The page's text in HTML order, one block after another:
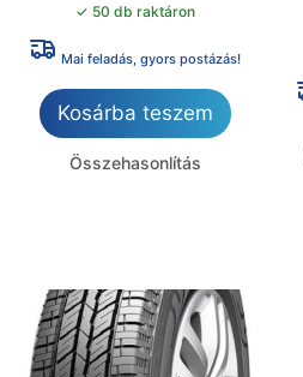
✓ 50 db raktáron
Mai feladás, gyors postázás!
Kosárba teszem
Összehasonlítás